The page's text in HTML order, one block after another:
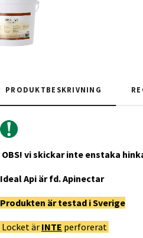
PRODUKTBESKRIVNING
OBS! vi skickar inte enstaka
Ideal Api är fd. Apinectar
Produkten är testad i Sverige
Locket är INTE perforerat